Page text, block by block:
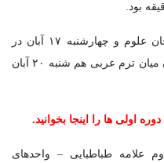
Designed and
دوره اولی ها دوشنبه ۱۵ آبان در امتحان علوم و چهارشنبه ۱۷ آبان در
امتحان فارسی شرکت می کنند. آزمون میان ترم عربی هم شنبه ۲۰ آبان
اولی ها را اینجا بخوانید.
علامه طباطبایی – واحدهای